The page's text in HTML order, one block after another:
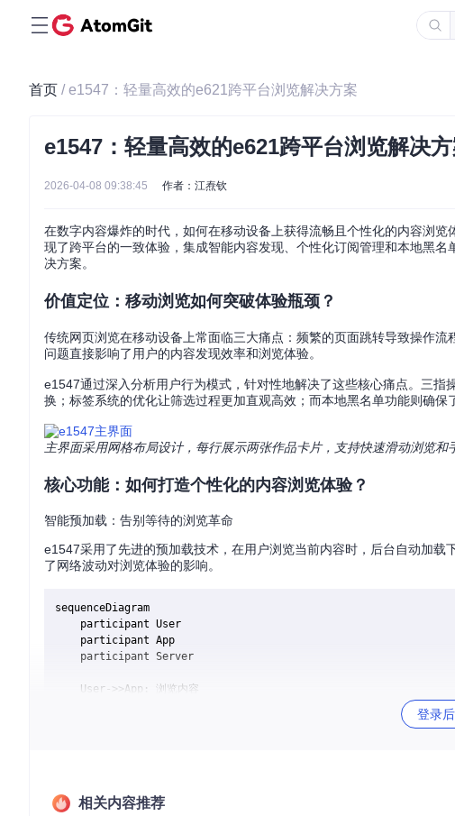
首页 / e1547：轻量高效的e621跨平台浏览解决方案
e1547：轻量高效的e621跨平台浏览解决
2026-04-08 09:38:45 作者：江焘钦
在数字内容爆炸的时代，如何在移动设备上获得流畅且个性化的内容浏
现了跨平台的一致体验，集成智能内容发现、个性化订阅管理和本地黑
决方案。
价值定位：移动浏览如何突破体验瓶颈？
传统网页浏览在移动设备上常面临三大痛点：频繁的页面跳转导致操作
问题直接影响了用户的内容发现效率和浏览体验。
e1547通过深入分析用户行为模式，针对性地解决了这些核心痛点。三
换；标签系统的优化让筛选过程更加直观高效；而本地黑名单功能则确保
主界面采用网格布局设计，每行展示两张作品卡片，支持快速滑动浏览和
核心功能：如何打造个性化的内容浏览体验？
智能预加载：告别等待的浏览革命
e1547采用了先进的预加载技术，在用户浏览当前内容时，后台自动加
了网络波动对浏览体验的影响。
sequenceDiagram
    participant User
    participant App
    participant Server
    User->>App: 浏览内容
登录
相关内容推荐